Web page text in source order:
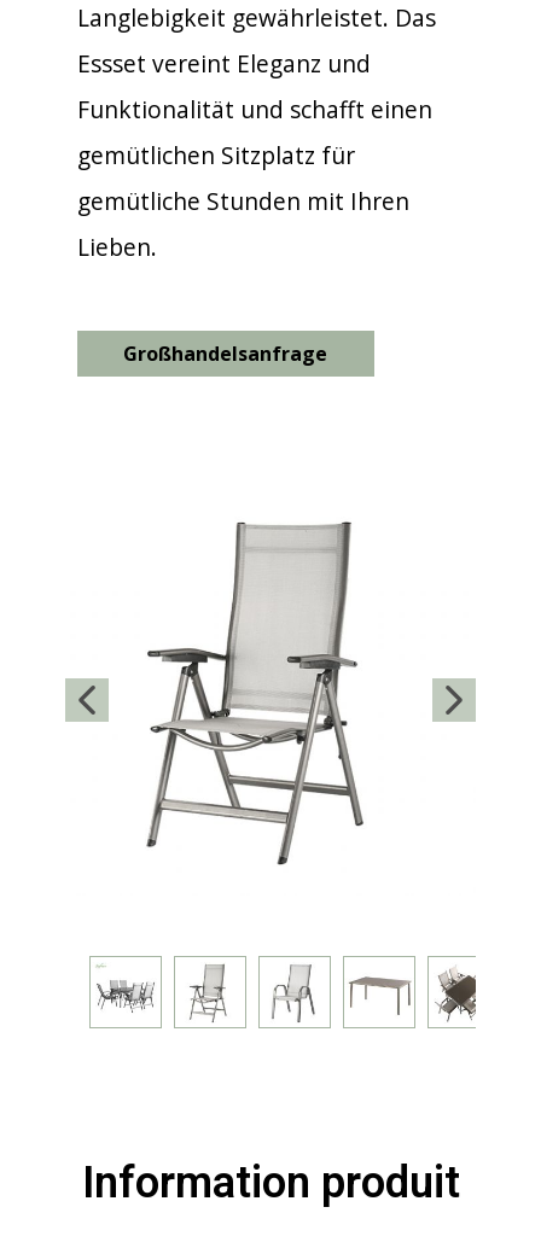
Langlebigkeit gewährleistet. Das
Essset vereint Eleganz und
Funktionalität und schafft einen
gemütlichen Sitzplatz für
gemütliche Stunden mit Ihren
Lieben.
Großhandelsanfrage
Information produit